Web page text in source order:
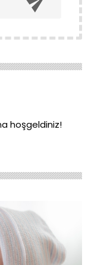
hoşgeldiniz!